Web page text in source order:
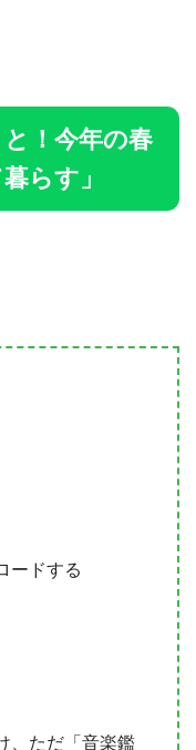
！今年の春
らす」
ードする
、ただ「音楽鑑